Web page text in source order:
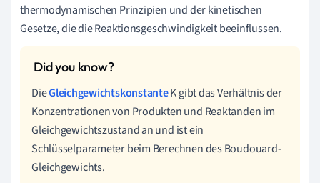
thermodynamischen Prinzipien und der kinetischen
Gesetze, die die Reaktionsgeschwindigkeit beeinflussen.
DieGleichgewichtskonstanteK gibt das Verhältnis der
Konzentrationen von Produkten und Reaktanden im
Gleichgewichtszustand an und ist ein
Schlüsselparameter beim Berechnen des Boudouard-
Gleichgewichts.